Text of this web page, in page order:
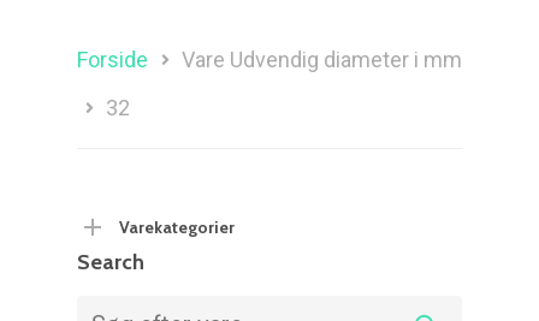
Forside
Vare Udvendig diameter i mm
32
Varekategorier
Search